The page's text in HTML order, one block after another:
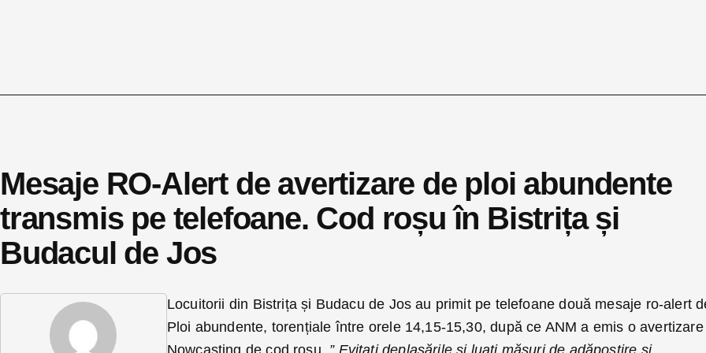
Mesaje RO-Alert de avertizare de ploi abundente
transmis pe telefoane. Cod roșu în Bistrița și
Budacul de Jos
Locuitorii din Bistrița și Budacu de Jos au primit pe telefoane două mesaje ro-alert
Ploi abundente, torențiale între orele 14,15-15,30, după ce ANM a emis o avertizare
Nowcasting de cod roșu. ” Evitați deplasările și luați măsuri de adăpostire și